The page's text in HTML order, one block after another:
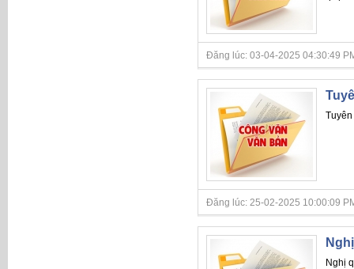
Đăng lúc: 03-04-2025 04:30:49
Đăng lúc: 25-02-2025 10:00:09
Nghị